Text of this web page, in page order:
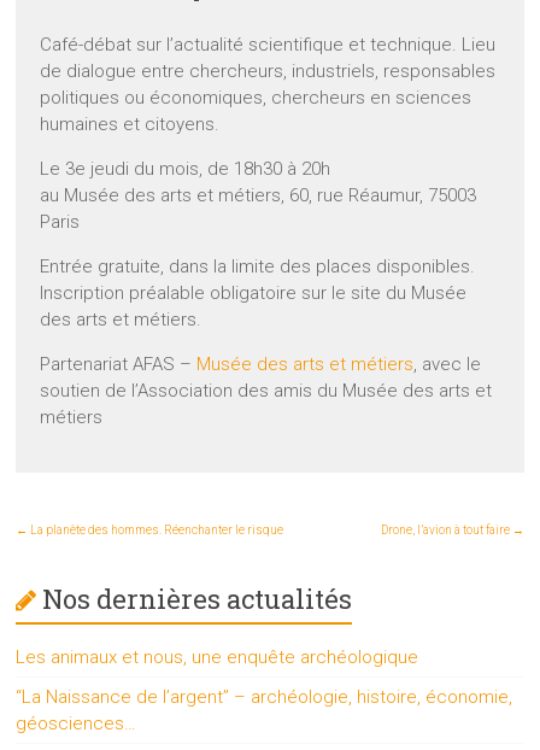
Café-débat sur l’actualité scientifique et technique. Lieu
de dialogue entre chercheurs, industriels, responsables
politiques ou économiques, chercheurs en sciences
humaines et citoyens.
Le 3e jeudi du mois, de 18h30 à 20h
au Musée des arts et métiers, 60, rue Réaumur, 75003
Paris
Entrée gratuite, dans la limite des places disponibles.
Inscription préalable obligatoire sur le site du Musée
des arts et métiers.
Partenariat AFAS – Musée des arts et métiers , avec le
soutien de l’Association des amis du Musée des arts et
métiers
← La planète des hommes. Réenchanter le risque Drone, l’avion à tout faire →
Nos dernières actualités
Les animaux et nous, une enquête archéologique
“La Naissance de l’argent” – archéologie, histoire, économie,
géosciences…